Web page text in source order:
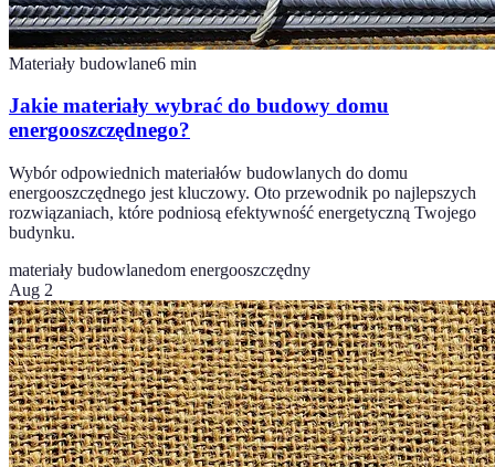
Materiały budowlane6 min
Jakie materiały wybrać do budowy domu
energooszczędnego?
Wybór odpowiednich materiałów budowlanych do domu
energooszczędnego jest kluczowy. Oto przewodnik po najlepszych
rozwiązaniach, które podniosą efektywność energetyczną Twojego
budynku.
materiały budowlanedom energooszczędny
Aug 2